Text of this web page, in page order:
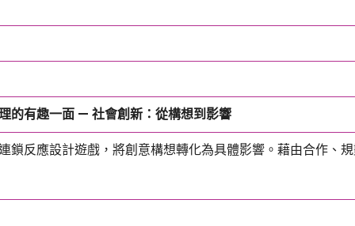
的有趣一面 — 社會創新：從構想到影響
鎖反應設計遊戲，將創意構想轉化為具體影響。藉由合作、